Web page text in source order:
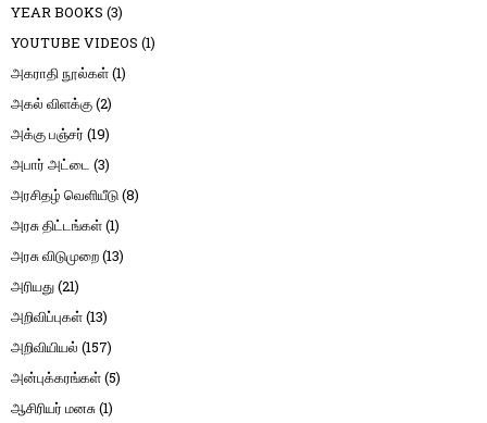
YEAR BOOKS (3)
YOUTUBE VIDEOS (1)
அகராதி நூல்கள்(1)
அகல் விளக்கு(2)
அக்கு பஞ்சர் (19)
அபார் அட்டை (3)
அரசிதழ் வெளியீடு(8)
அரசு திட்டங்கள்(1)
அரசு விடுமுறை(13)
அரியது(21)
அறிவிப்புகள்(13)
அறிவியியல் (157)
அன்புக்கரங்கள்(5)
ஆசிரியர் மனசு(1)